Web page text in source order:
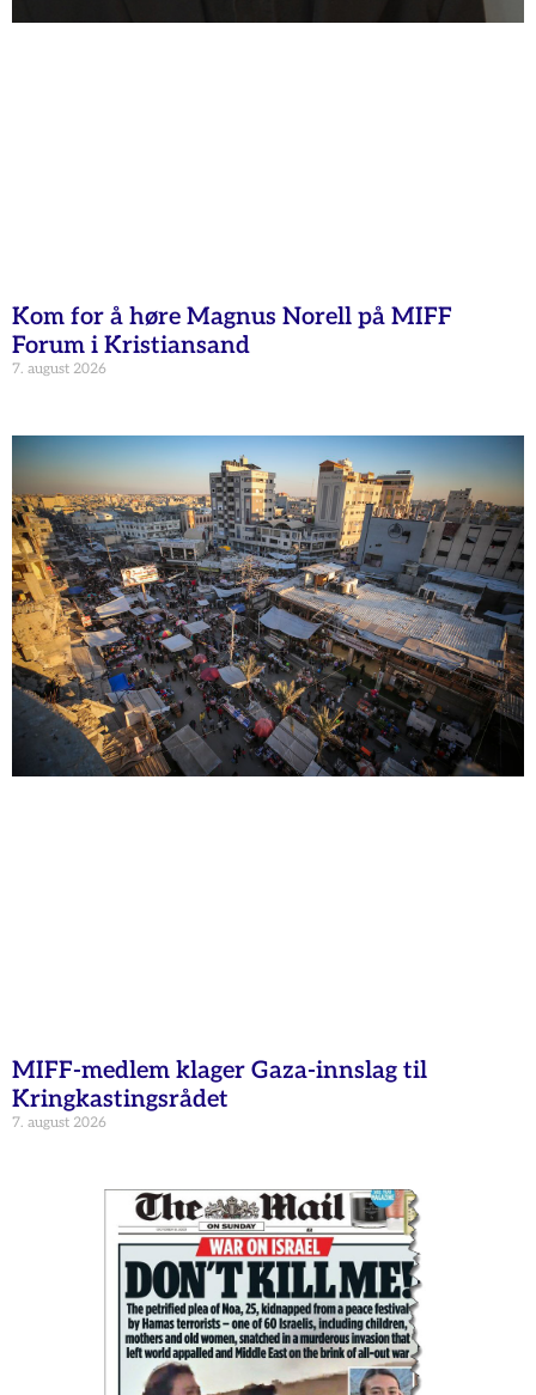
Kom for å høre Magnus Norell på MIFF
Forum i Kristiansand
7. august 2026
MIFF-medlem klager Gaza-innslag til
Kringkastingsrådet
7. august 2026